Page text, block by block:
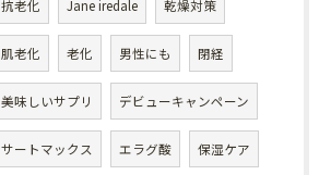
抗老化 Jane iredale 乾燥対策
肌老化 老化 男性にも 閉経
美味しいサプリ デビューキャンペーン
サートマックス エラグ酸 保湿ケア